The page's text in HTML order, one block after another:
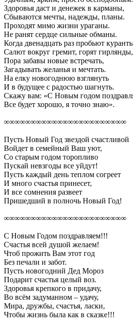
Здоровья даст и денежек в карманы,
Сбываются мечты, надежды, планы.
Проходят мимо жизни ураганы.
Не ранят сердце сильные обманы.
Когда двенадцать раз пробьют
Салют вокруг гремит, горят гирлянды,
Пора забавы новые встречать,
Загадывать желанья и мечтать.
На елку новогоднюю взглянуть
И в будущее с радостью шагнуть.
Скажу вам: «С Новым годом
Все будет хорошо, я точно знаю».
∞∞∞∞∞∞∞∞∞∞∞∞∞∞∞∞∞∞∞∞∞∞∞
Пусть Новый Год звездой счастливой
Войдет в семейный Ваш уют,
Со старым годом торопливо
Пускай невзгоды все уйдут!
Пусть каждый день теплом согреет
И много счастья принесет,
И все сомнения развеет
Пришедший в полночь Новый Год!
∞∞∞∞∞∞∞∞∞∞∞∞∞∞∞∞∞∞∞∞∞∞∞
С Новым Годом поздравляем!!!
Счастья всей душой желаем!
Чтоб прожить Вам этот год
Без печали и забот.
Пусть новогодний Дед Мороз
Подарит счастья целый воз.
Здоровья крепкого в придачу,
Во всём задуманном – удачу,
Мира, дружбы, счастья, ласки,
Чтобы жизнь была как в сказке!!!